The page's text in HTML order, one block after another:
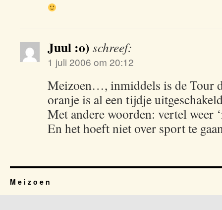
Juul :o) schreef:
1 juli 2006 om 20:12
Meizoen…, inmiddels is de Tour
oranje is al een tijdje
Met andere woorden: vertel weer
En het hoeft niet over sport te
M e i z o e n